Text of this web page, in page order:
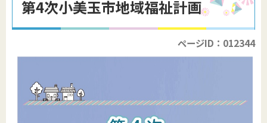
第4次小美玉市地域福祉計画
ページID：012344